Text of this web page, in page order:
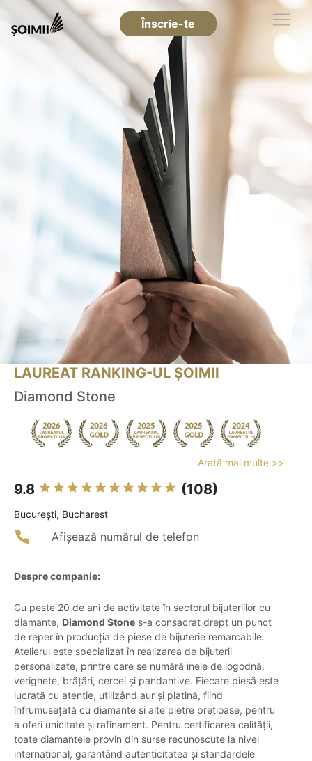
Înscrie-te
LAUREAT RANKING-UL ȘOIMII
Diamond Stone
Arată mai multe >>
9.8 (108)
Bucureşti, Bucharest
Afișează numărul de telefon
Despre companie:
Cu peste 20 de ani de activitate în sectorul bijuteriilor cu
diamante, Diamond Stone s-a consacrat drept un punct
de reper în producția de piese de bijuterie remarcabile.
Atelierul este specializat în realizarea de bijuterii
personalizate, printre care se numără inele de logodnă,
verighete, brățări, cercei și pandantive. Fiecare piesă este
lucrată cu atenție, utilizând aur și platină, fiind
înfrumusețată cu diamante și alte pietre prețioase, pentru
a oferi unicitate și rafinament. Pentru certificarea calității,
toate diamantele provin din surse recunoscute la nivel
internațional, garantând autenticitatea și standardele